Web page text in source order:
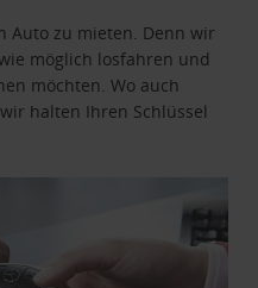
Auto zu mieten. Denn wir
möglich losfahren und
möchten. Wo auch
halten Ihren Schlüssel